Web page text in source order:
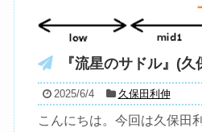
『流星のサドル』(
2025/6/4 久保田利伸
こんにちは。今回は久保田